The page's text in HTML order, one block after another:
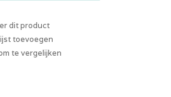
dit product
toevoegen
te vergelijken